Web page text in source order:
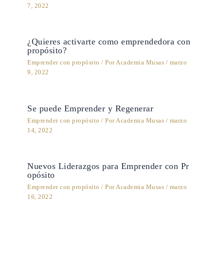
7, 2022
¿Quieres activarte como emprendedora con
propósito?
Emprender con propósito / PorAcademia Musas / marzo
9, 2022
Se puede Emprender y Regenerar
Emprender con propósito / PorAcademia Musas / marzo
14, 2022
Nuevos Liderazgos para Emprender con Pr
opósito
Emprender con propósito / PorAcademia Musas / marzo
16, 2022